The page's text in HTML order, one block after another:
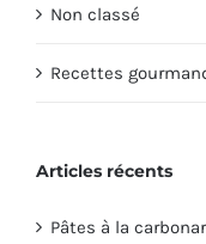
Non classé
Recettes
Articles récents
Pâtes à la